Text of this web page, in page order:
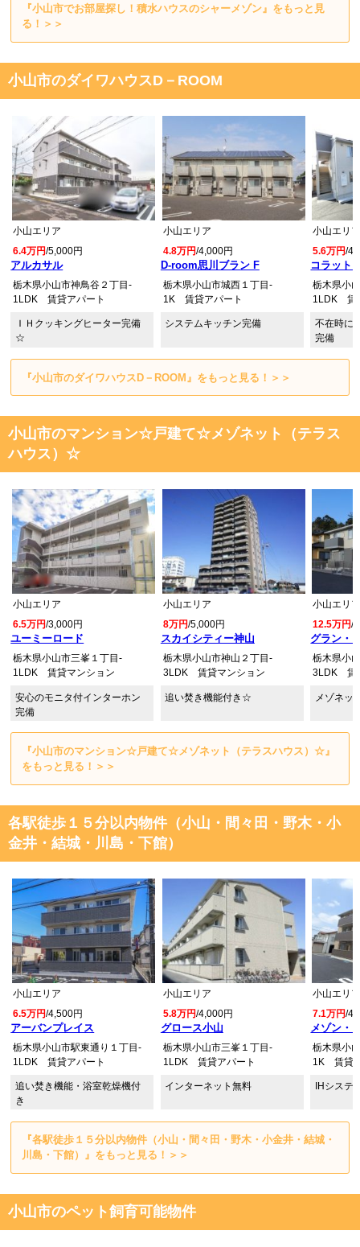
『小山市でお部屋探し！積水ハウスのシャーメゾン』をもっと見
る！＞＞
小山市のダイワハウスD－ROOM
アルカサル
小山エリア
6.4万円/5,000円
栃木県小山市神鳥谷２丁目-
1LDK 賃貸アパート
ＩＨクッキングヒーター完備
☆
D-room思川ブラン F
小山エリア
4.8万円/4,000円
栃木県小山市城西１丁目-
1K 賃貸アパート
システムキッチン完備
コラット
小山エリ
5.6万円/
栃木県小
1LDK 賃
不在時に
完備
『小山市のダイワハウスD－ROOM』をもっと見る！＞＞
小山市のマンション☆戸建て☆メゾネット（テラス
ハウス）☆
ユーミーロード
小山エリア
6.5万円/3,000円
栃木県小山市三峯１丁目-
1LDK 賃貸マンション
安心のモニタ付インターホン
完備
スカイシティー神山
小山エリア
8万円/5,000円
栃木県小山市神山２丁目-
3LDK 賃貸マンション
追い焚き機能付き☆
グラン・
小山エリ
12.5万円/
栃木県小
3LDK 賃
メゾネッ
『小山市のマンション☆戸建て☆メゾネット（テラスハウス）☆』
をもっと見る！＞＞
各駅徒歩１５分以内物件（小山・間々田・野木・小
金井・結城・川島・下館）
アーバンプレイス
小山エリア
6.5万円/4,500円
栃木県小山市駅東通り１丁目-
1LDK 賃貸アパート
追い焚き機能・浴室乾燥機付
き
グロース小山
小山エリア
5.8万円/4,000円
栃木県小山市三峯１丁目-
1LDK 賃貸アパート
インターネット無料
メゾン・
小山エリ
7.1万円/
栃木県小
1K 賃貸
IHシステ
『各駅徒歩１５分以内物件（小山・間々田・野木・小金井・結城・
川島・下館）』をもっと見る！＞＞
小山市のペット飼育可能物件